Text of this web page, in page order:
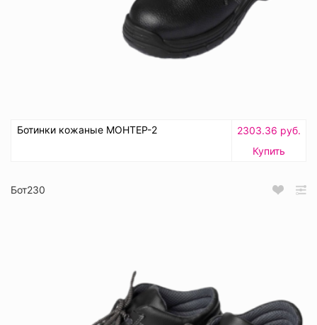
Ботинки кожаные МОНТЕР-2
2303.36 руб.
Купить
Бот230